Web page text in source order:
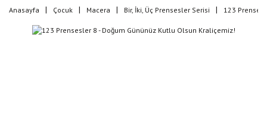
Anasayfa Çocuk Macera Bir, İki, Üç Prensesler Serisi 123